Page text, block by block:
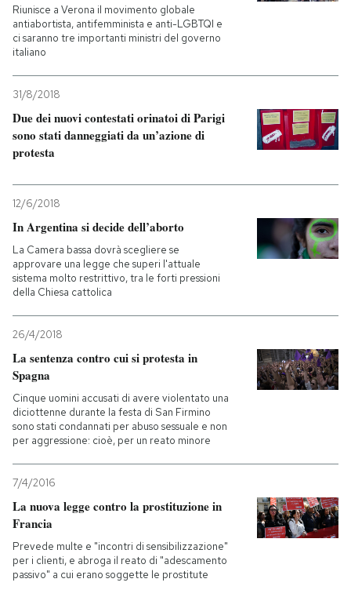
Riunisce a Verona il movimento globale
antiabortista, antifemminista e anti-LGBTQI e
ci saranno tre importanti ministri del governo
italiano
31/8/2018
Due dei nuovi contestati orinatoi di Parigi
sono stati danneggiati da un’azione di
protesta
12/6/2018
In Argentina si decide dell’aborto
La Camera bassa dovrà scegliere se
approvare una legge che superi l'attuale
sistema molto restrittivo, tra le forti pressioni
della Chiesa cattolica
26/4/2018
La sentenza contro cui si protesta in
Spagna
Cinque uomini accusati di avere violentato una
diciottenne durante la festa di San Firmino
sono stati condannati per abuso sessuale e non
per aggressione: cioè, per un reato minore
7/4/2016
La nuova legge contro la prostituzione in
Francia
Prevede multe e "incontri di sensibilizzazione"
per i clienti, e abroga il reato di "adescamento
passivo" a cui erano soggette le prostitute